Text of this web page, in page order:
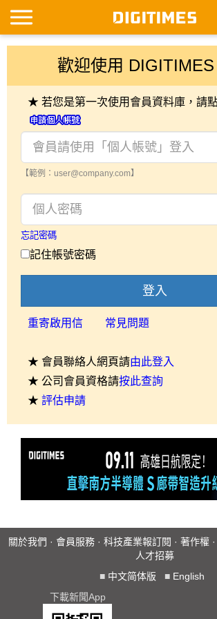
歡迎使用 DIGITIMES
★ 若您是第一次使用會員資料庫，請
【範例：user@company.com】
忘記密碼
記住帳號密碼
登入
重寄啟用信 常見問題
★ 會員聯絡人網頁請由此登入
★ 公司會員資格請按此查詢
★ 評估申請
關於我們 · 會員服務 · 科技產業報訂閱 · 著作權 ·
人才招募
■ 中文简体版 ■ English
下載新聞App